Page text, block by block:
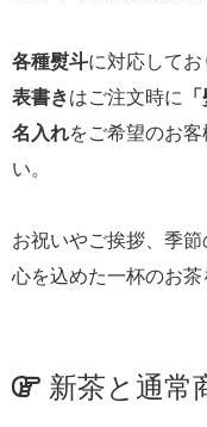
各種熨斗に対応してお
表書きはご注文時に
名入れをご希望のお客
い。
お祝いやご挨拶、季
心を込めた一杯のお茶
新茶と通常